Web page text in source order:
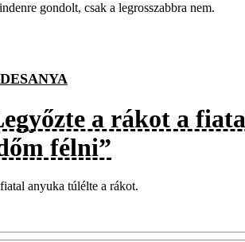
gondolt, csak a legrosszabbra nem.
a rákot a
félni”
anyuka túlélte a rákot.